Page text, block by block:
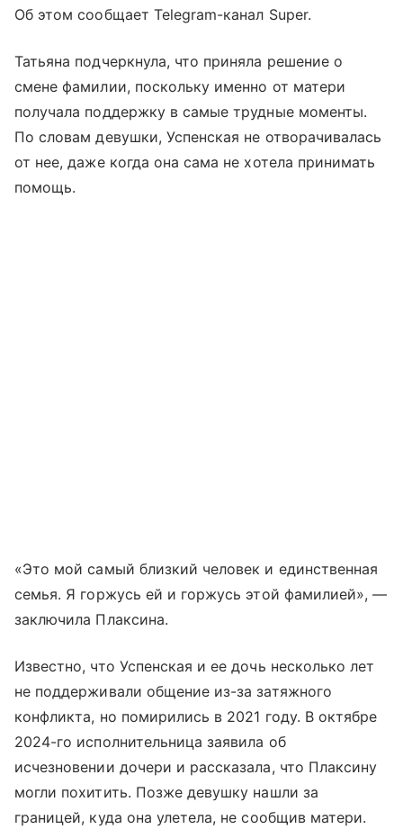
Об этом сообщает Telegram-канал Super.
Татьяна подчеркнула, что приняла решение о
смене фамилии, поскольку именно от матери
получала поддержку в самые трудные моменты.
По словам девушки, Успенская не отворачивалась
от нее, даже когда она сама не хотела принимать
помощь.
«Это мой самый близкий человек и единственная
семья. Я горжусь ей и горжусь этой фамилией», —
заключила Плаксина.
Известно, что Успенская и ее дочь несколько лет
не поддерживали общение из-за затяжного
конфликта, но помирились в 2021 году. В октябре
2024-го исполнительница заявила об
исчезновении дочери и рассказала, что Плаксину
могли похитить. Позже девушку нашли за
границей, куда она улетела, не сообщив матери.